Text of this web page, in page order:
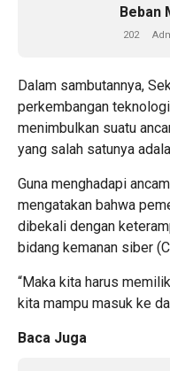
Beban
202
Dalam sambutannya,
perkembangan
menimbulkan suatu
yang salah satunya
Guna menghadapi
mengatakan bahwa
dibekali dengan
bidang kemanan siber
“Maka kita harus
kita mampu masuk ke
Baca Juga